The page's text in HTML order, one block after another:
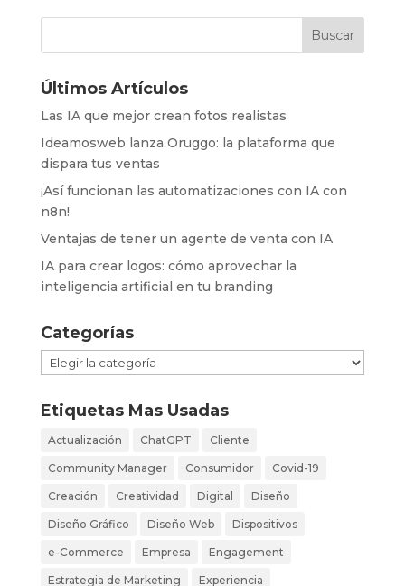
Últimos Artículos
Las IA que mejor crean fotos realistas
Ideamosweb lanza Oruggo: la plataforma que
dispara tus ventas
¡Así funcionan las automatizaciones con IA con
n8n!
Ventajas de tener un agente de venta con IA
IA para crear logos: cómo aprovechar la
inteligencia artificial en tu branding
Categorías
Categorías
Etiquetas Mas Usadas
Actualización ChatGPT Cliente
Community Manager Consumidor Covid-19
Creación Creatividad Digital Diseño
Diseño Gráfico Diseño Web Dispositivos
e-Commerce Empresa Engagement
Estrategia de Marketing Experiencia